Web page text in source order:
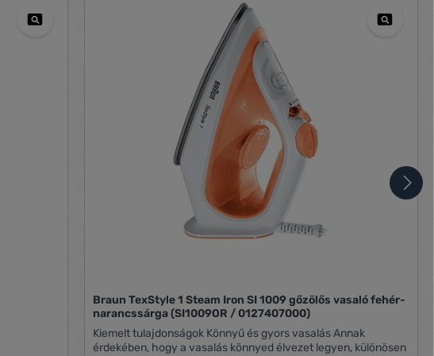
Braun TexStyle 1 Steam Iron SI 1009 gőzölős vasaló fehér-
narancssárga (SI1009OR / 0127407000)
Kiemelt tulajdonságok Könnyű és gyors vasalás Annak
érdekében, hogy a vasalás könnyed élvezet legyen, különösen